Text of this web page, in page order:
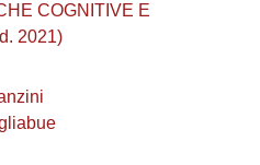
COGNITIVE E
2021)